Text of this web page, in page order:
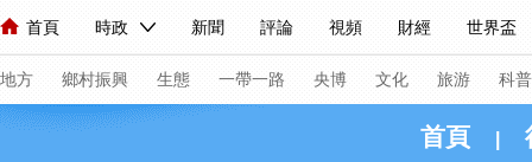
首頁 時政 新聞 評論 視頻 財經 世界盃
人民領袖習近平 聯播+ 中國領導人 央視快評 習式妙語
直播 欄目大全 節目單 聽音 微視頻 主持人
海外頻道 iPanda English Монгол
地方 鄉村振興 生態 一帶一路 央博 文化 旅游 科普
首頁